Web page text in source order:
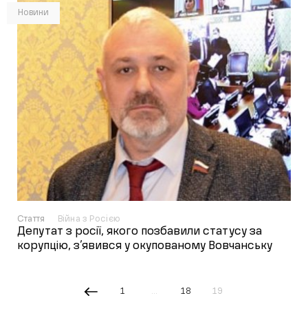
Новини
Стаття Війна з Росією
Депутат з росії, якого позбавили статусу за
корупцію, з’явився у окупованому Вовчанську
1 … 18 19